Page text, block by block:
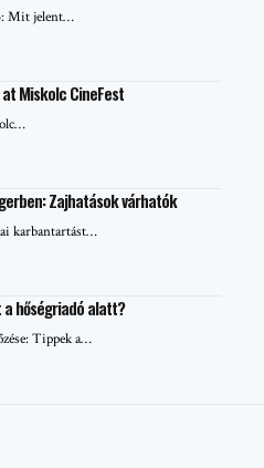
Mit jelent…
at Miskolc CineFest
Zajhatások várhatók
karbantartást…
a hőségriadó alatt?
Tippek a…